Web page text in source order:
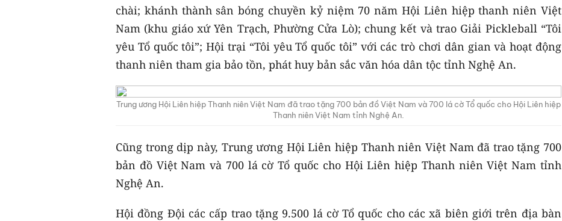
chài; khánh thành sân bóng chuyền kỷ niệm 70 năm Hội Liên hiệp thanh niên Việt
Nam (khu giáo xứ Yên Trạch, Phường Cửa Lò); chung kết và trao Giải Pickleball “Tôi
yêu Tổ quốc tôi”; Hội trại “Tôi yêu Tổ quốc tôi” với các trò chơi dân gian và hoạt động
thanh niên tham gia bảo tồn, phát huy bản sắc văn hóa dân tộc tỉnh Nghệ An.
Trung ương Hội Liên hiệp Thanh niên Việt Nam đã trao tặng 700 bản đồ Việt Nam và 700 lá cờ Tổ quốc cho Hội Liên hiệp
Thanh niên Việt Nam tỉnh Nghệ An.
Cũng trong dịp này, Trung ương Hội Liên hiệp Thanh niên Việt Nam đã trao tặng 700
bản đồ Việt Nam và 700 lá cờ Tổ quốc cho Hội Liên hiệp Thanh niên Việt Nam tỉnh
Nghệ An.
Hội đồng Đội các cấp trao tặng 9.500 lá cờ Tổ quốc cho các xã biên giới trên địa bàn